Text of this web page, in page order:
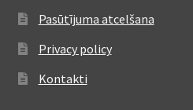
Pasūtījuma atcelšana
Privacy policy
Kontakti